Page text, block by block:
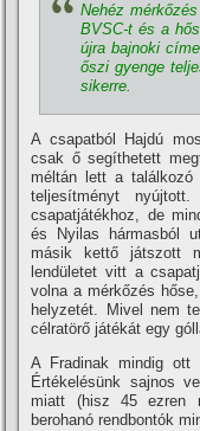
Nehéz
BVSC-t és a
újra bajnoki
őszi gyenge
sikerre.
A csapatból Hajdú
csak ő segí­thetett
méltán lett a
teljesí­tményt
csapatjátékhoz, de
és Nyilas hármasból
másik kettő játszott
lendületet vitt a
volna a mérkőzés
helyzetét. Mivel nem
célratörő játékát egy
A Fradinak mindig
Értékelésünk sajnos
miatt (hisz 45 ezren
berohanó rendbontók